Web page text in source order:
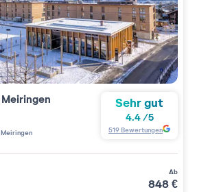
Meiringen
Meiringen
Sehr gut
4.4/5
519Bewertungen
ab
848€